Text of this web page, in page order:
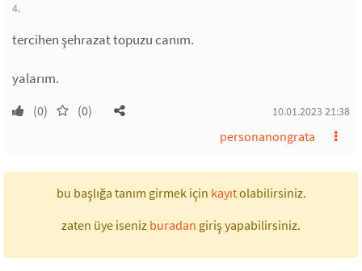
4.
tercihen şehrazat topuzu canım.
yalarım.
(0) (0) 10.01.2023 21:38
personanongrata
bu başlığa tanım girmek için kayıtolabilirsiniz.
zaten üye iseniz buradan giriş yapabilirsiniz.